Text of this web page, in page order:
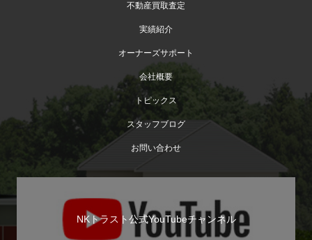
不動産買取査定
実績紹介
オーナーズサポート
会社概要
トピックス
スタッフブログ
お問い合わせ
NKトラスト公式YouTubeチャンネル